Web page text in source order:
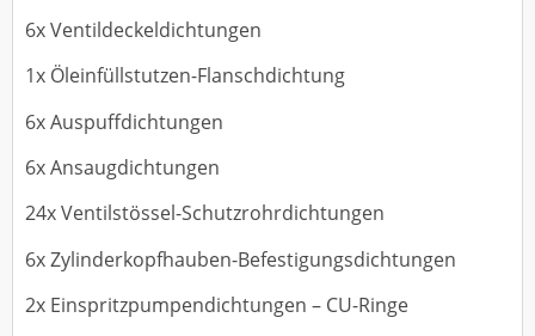
6x Ventildeckeldichtungen
1x Öleinfüllstutzen-Flanschdichtung
6x Auspuffdichtungen
6x Ansaugdichtungen
24x Ventilstössel-Schutzrohrdichtungen
6x Zylinderkopfhauben-Befestigungsdichtungen
2x Einspritzpumpendichtungen – CU-Ringe